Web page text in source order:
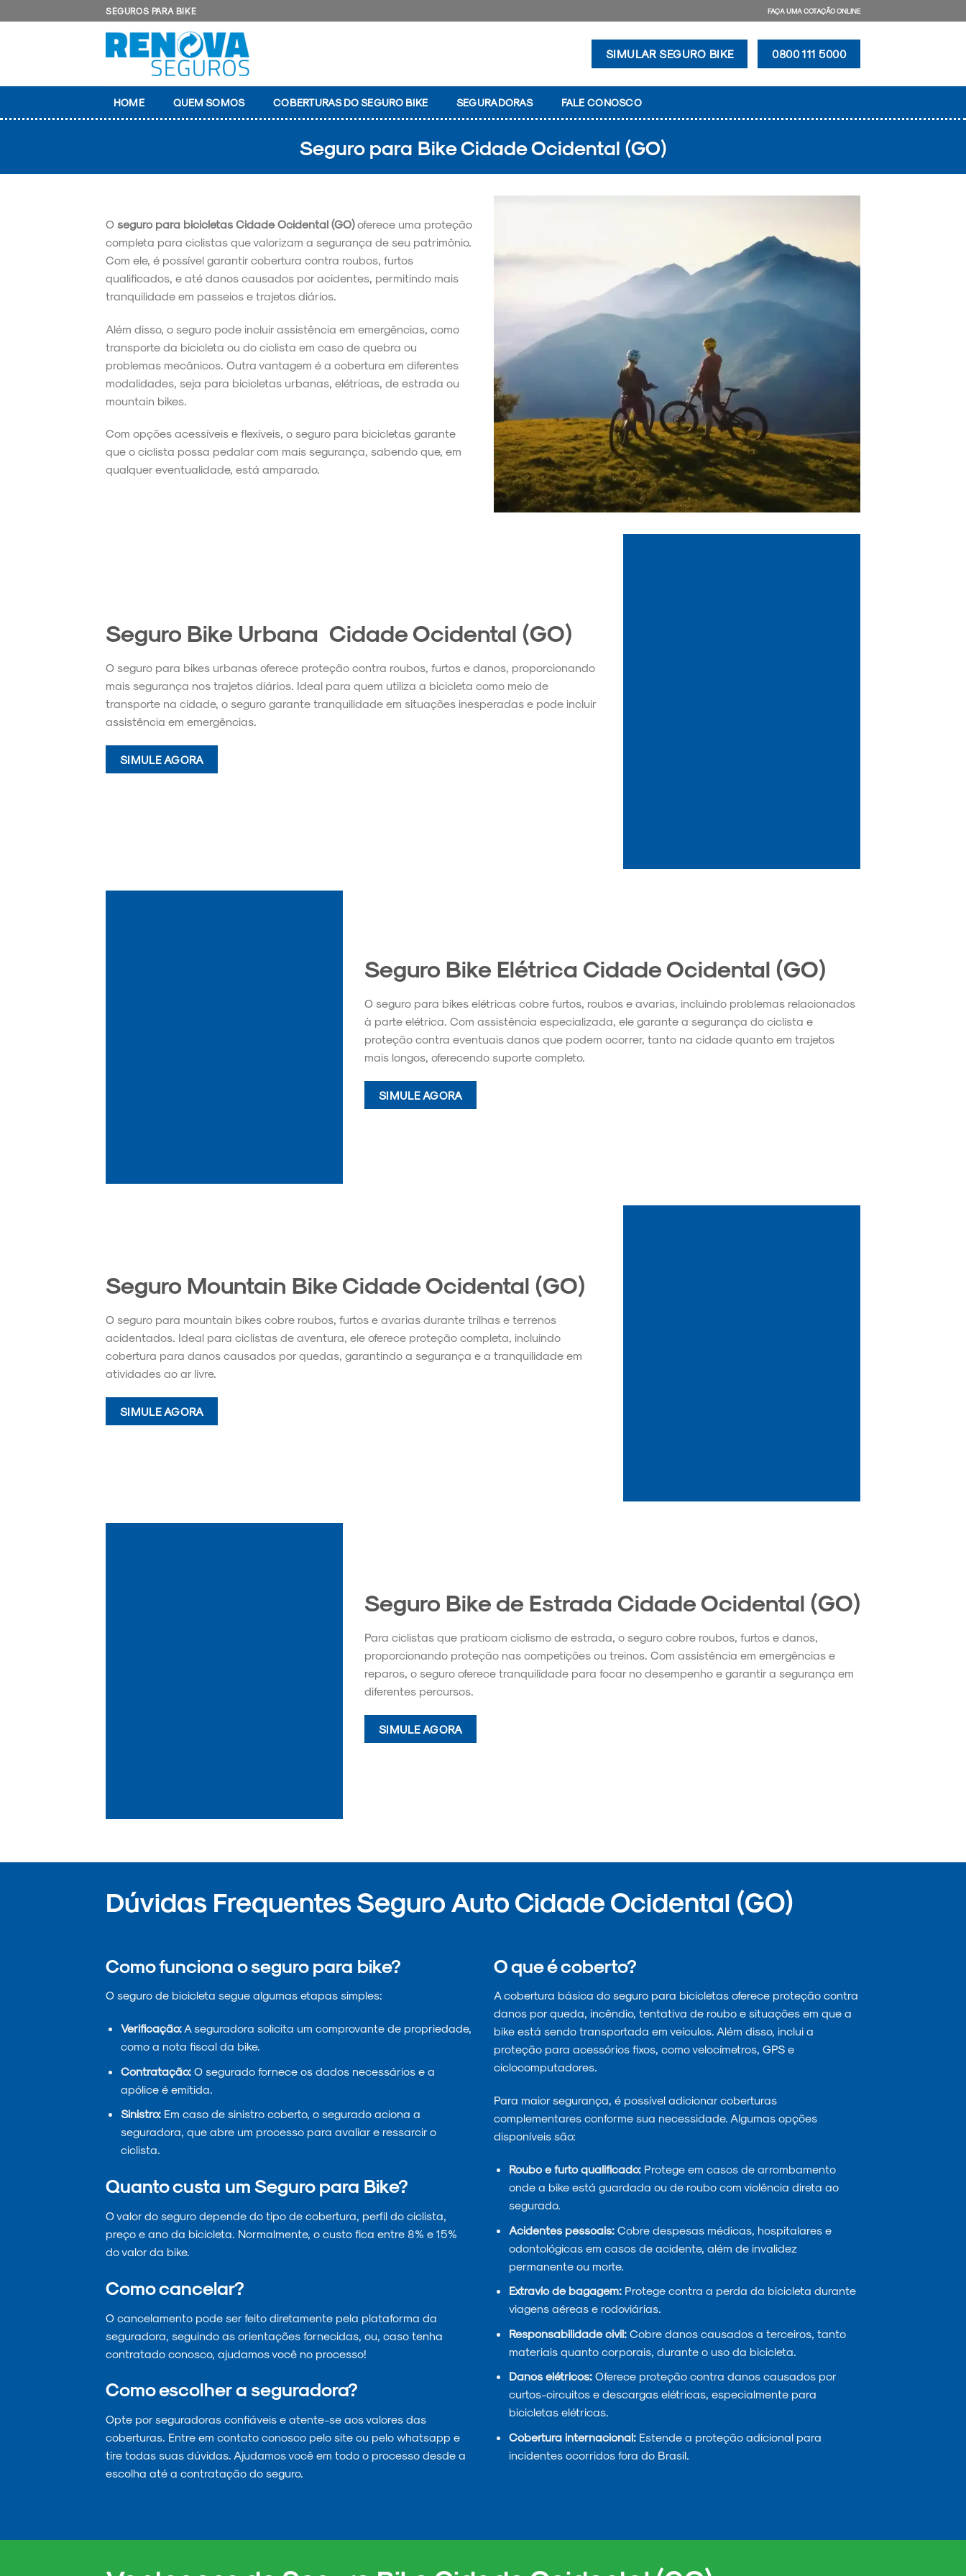
to
SEGUROS PARA BIKE FAÇA UMA COTAÇÃO ONLINE
SIMULAR SEGURO BIKE 0800 111 5000
HOME QUEM SOMOS COBERTURAS DO SEGURO BIKE SEGURADORAS FALE CONOSCO
Seguro para Bike Cidade Ocidental (GO)
O seguro para bicicletas Cidade Ocidental (GO)oferece uma proteção
completa para ciclistas que valorizam a segurança de seu patrimônio.
Com ele, é possível garantir cobertura contra roubos, furtos
qualificados, e até danos causados por acidentes, permitindo mais
tranquilidade em passeios e trajetos diários.
Além disso, o seguro pode incluir assistência em emergências, como
transporte da bicicleta ou do ciclista em caso de quebra ou
problemas mecânicos. Outra vantagem é a cobertura em diferentes
modalidades, seja para bicicletas urbanas, elétricas, de estrada ou
mountain bikes.
Com opções acessíveis e flexíveis, o seguro para bicicletas garante
que o ciclista possa pedalar com mais segurança, sabendo que, em
qualquer eventualidade, está amparado.
Seguro Bike Urbana Cidade Ocidental (GO)
O seguro para bikes urbanas oferece proteção contra roubos, furtos e danos, proporcionando
mais segurança nos trajetos diários. Ideal para quem utiliza a bicicleta como meio de
transporte na cidade, o seguro garante tranquilidade em situações inesperadas e pode incluir
assistência em emergências.
SIMULE AGORA
Seguro Bike Elétrica Cidade Ocidental (GO)
O seguro para bikes elétricas cobre furtos, roubos e avarias, incluindo problemas relacionados
à parte elétrica. Com assistência especializada, ele garante a segurança do ciclista e
proteção contra eventuais danos que podem ocorrer, tanto na cidade quanto em trajetos
mais longos, oferecendo suporte completo.
SIMULE AGORA
Seguro Mountain Bike Cidade Ocidental (GO)
O seguro para mountain bikes cobre roubos, furtos e avarias durante trilhas e terrenos
acidentados. Ideal para ciclistas de aventura, ele oferece proteção completa, incluindo
cobertura para danos causados por quedas, garantindo a segurança e a tranquilidade em
atividades ao ar livre.
SIMULE AGORA
Seguro Bike de Estrada Cidade Ocidental (GO)
Para ciclistas que praticam ciclismo de estrada, o seguro cobre roubos, furtos e danos,
proporcionando proteção nas competições ou treinos. Com assistência em emergências e
reparos, o seguro oferece tranquilidade para focar no desempenho e garantir a segurança em
diferentes percursos.
SIMULE AGORA
Dúvidas Frequentes Seguro Auto Cidade Ocidental (GO)
Como funciona o seguro para bike?
O seguro de bicicleta segue algumas etapas simples:
Verificação:A seguradora solicita um comprovante de propriedade,
como a nota fiscal da bike.
Contratação:O segurado fornece os dados necessários e a
apólice é emitida.
Sinistro:Em caso de sinistro coberto, o segurado aciona a
seguradora, que abre um processo para avaliar e ressarcir o
ciclista.
Quanto custa um Seguro para Bike?
O valor do seguro depende do tipo de cobertura, perfil do ciclista,
preço e ano da bicicleta. Normalmente, o custo fica entre 8% e 15%
do valor da bike.
Como cancelar?
O cancelamento pode ser feito diretamente pela plataforma da
seguradora, seguindo as orientações fornecidas, ou, caso tenha
contratado conosco, ajudamos você no processo!
Como escolher a seguradora?
Opte por seguradoras confiáveis e atente-se aos valores das
coberturas. Entre em contato conosco pelo site ou pelo whatsapp e
tire todas suas dúvidas. Ajudamos você em todo o processo desde a
escolha até a contratação do seguro.
O que é coberto?
A cobertura básica do seguro para bicicletas oferece proteção contra
danos por queda, incêndio, tentativa de roubo e situações em que a
bike está sendo transportada em veículos. Além disso, inclui a
proteção para acessórios fixos, como velocímetros, GPS e
ciclocomputadores.
Para maior segurança, é possível adicionar coberturas
complementares conforme sua necessidade. Algumas opções
disponíveis são:
Roubo e furto qualificado:Protege em casos de arrombamento
onde a bike está guardada ou de roubo com violência direta ao
segurado.
Acidentes pessoais:Cobre despesas médicas, hospitalares e
odontológicas em casos de acidente, além de invalidez
permanente ou morte.
Extravio de bagagem:Protege contra a perda da bicicleta durante
viagens aéreas e rodoviárias.
Responsabilidade civil:Cobre danos causados a terceiros, tanto
materiais quanto corporais, durante o uso da bicicleta.
Danos elétricos:Oferece proteção contra danos causados por
curtos-circuitos e descargas elétricas, especialmente para
bicicletas elétricas.
Cobertura internacional:Estende a proteção adicional para
incidentes ocorridos fora do Brasil.